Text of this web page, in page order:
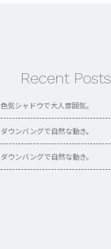
Recent Posts
色気シャドウで大人雰囲気。
ダウンバングで自然な動き。
ダウンバングで自然な動き。